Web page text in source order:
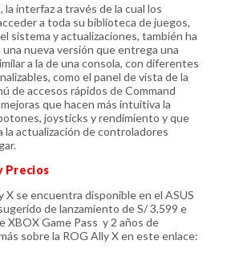
la interfaz a través de la cual los
a toda su biblioteca de juegos,
sistema y actualizaciones, también ha
una nueva versión que entrega una
a la de una consola, con diferentes
como el panel de vista de la
de accesos rápidos de Command
que hacen más intuitiva la
joysticks y rendimiento y que
la actualización de controladores
Precios
X se encuentra disponible en el ASUS
de lanzamiento de S/ 3,599 e
XBOX Game Pass y 2 años de
sobre la ROG Ally X en este enlace: